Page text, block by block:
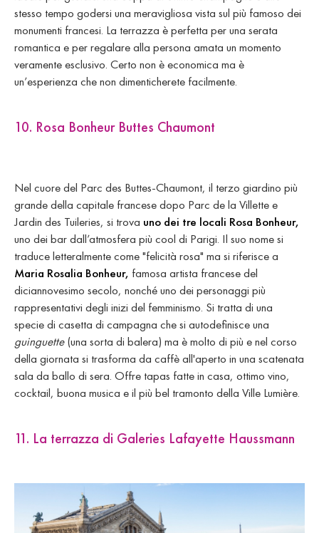
stesso tempo godersi una meravigliosa vista sul più famoso dei
monumenti francesi. La terrazza è perfetta per una serata
romantica e per regalare alla persona amata un momento
veramente esclusivo. Certo non è economica ma è
un’esperienza che non dimenticherete facilmente.
10. Rosa Bonheur Buttes Chaumont
Nel cuore del Parc des Buttes-Chaumont, il terzo giardino più
grande della capitale francese dopo Parc de la Villette e
Jardin des Tuileries, si trova uno dei tre locali Rosa Bonheur,
uno dei bar dall’atmosfera più cool di Parigi. Il suo nome si
traduce letteralmente come "felicità rosa" ma si riferisce a
Maria Rosalia Bonheur, famosa artista francese del
diciannovesimo secolo, nonché uno dei personaggi più
rappresentativi degli inizi del femminismo. Si tratta di una
specie di casetta di campagna che si autodefinisce una
guinguette(una sorta di balera) ma è molto di più e nel corso
della giornata si trasforma da caffè all'aperto in una scatenata
sala da ballo di sera. Offre tapas fatte in casa, ottimo vino,
cocktail, buona musica e il più bel tramonto della Ville Lumière.
11. La terrazza di Galeries Lafayette Haussmann